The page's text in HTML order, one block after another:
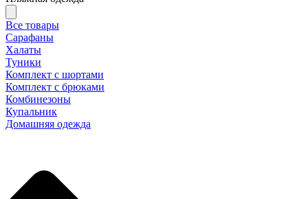
Все товары
Сарафаны
Халаты
Туники
Комплект с шортами
Комплект с брюками
Комбинезоны
Купальник
Домашняя одежда